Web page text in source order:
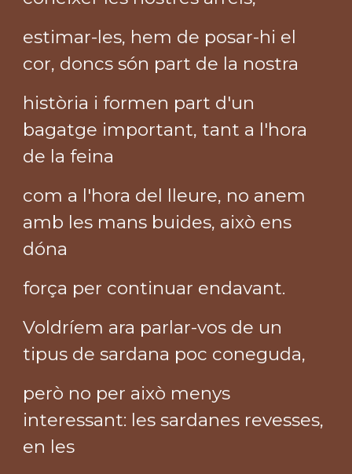
estimar-les, hem de posar-hi el
cor, doncs són part de la nostra
història i formen part d'un
bagatge important, tant a l'hora
de la feina
com a l'hora del lleure, no anem
amb les mans buides, això ens
dóna
força per continuar endavant.
Voldríem ara parlar-vos de un
tipus de sardana poc coneguda,
però no per això menys
interessant: les sardanes revesses,
en les